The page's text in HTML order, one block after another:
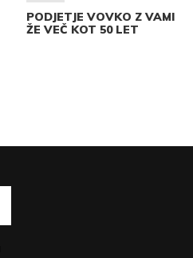
PODJETJE VOVKO Z VAMI
ŽE VEČ KOT 50 LET